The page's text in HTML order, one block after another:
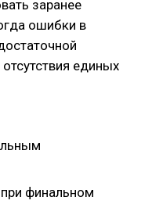
заранее
ошибки в
единых
финальном